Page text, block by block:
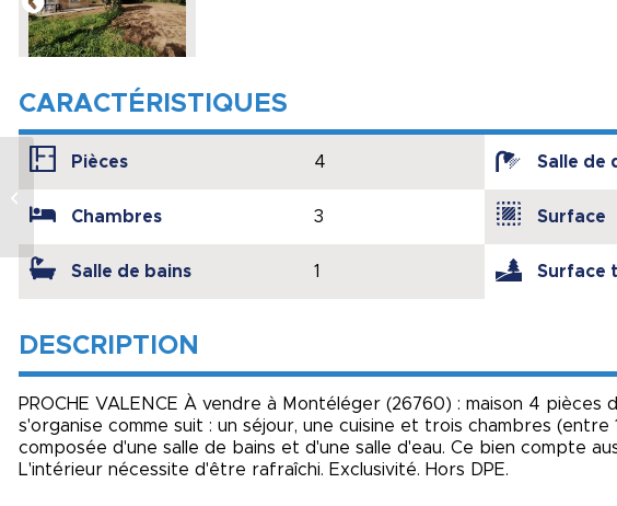
CARACTÉRISTIQUES
Pièces 4
Chambres 3
Salle de bains 1
Salle de
Surface
Surface
DESCRIPTION
PROCHE VALENCE À vendre à Montéléger (26760) : maison 4 pièces
s'organise comme suit : un séjour, une cuisine et trois chambres (entre
composée d'une salle de bains et d'une salle d'eau. Ce bien compte
L'intérieur nécessite d'être rafraîchi. Exclusivité. Hors DPE.
calme